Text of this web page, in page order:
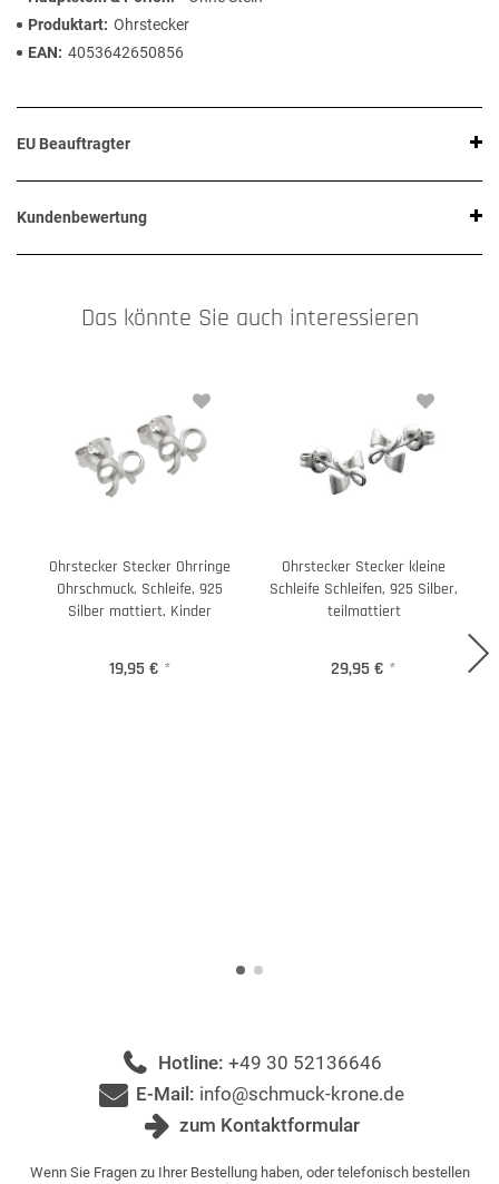
Produktart Ohrstecker
EAN
4053642650856
EU Beauftragter
Kundenbewertung
Das könnte Sie auch interessieren
Ohrstecker Stecker Ohrringe
Ohrschmuck, Schleife, 925
Silber mattiert, Kinder
19,95 € *
Ohrstecker Stecker kleine
Schleife Schleifen, 925 Silber,
teilmattiert
29,95 € *
Hotline: +49 30 52136646
E-Mail: info@schmuck-krone.de
zum Kontaktformular
Wenn Sie Fragen zu Ihrer Bestellung haben, oder telefonisch bestellen